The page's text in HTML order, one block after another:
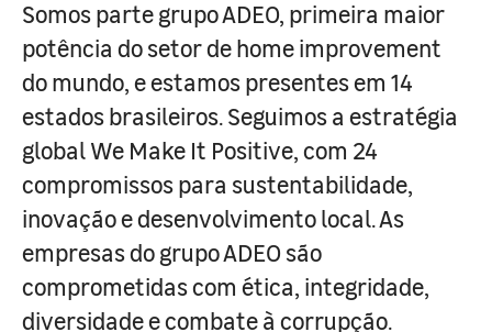
Somos parte grupo ADEO, primeira maior
potência do setor de home improvement
do mundo, e estamos presentes em 14
estados brasileiros. Seguimos a estratégia
global We Make It Positive, com 24
compromissos para sustentabilidade,
inovação e desenvolvimento local. As
empresas do grupo ADEO são
comprometidas com ética, integridade,
diversidade e combate à corrupção.